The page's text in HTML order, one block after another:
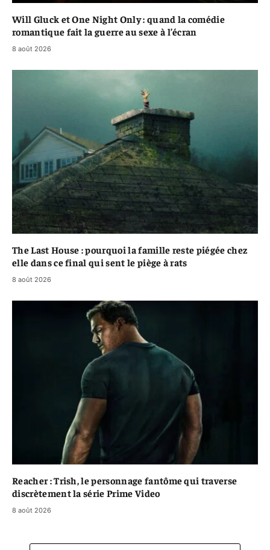
Will Gluck et One Night Only : quand la comédie
romantique fait la guerre au sexe à l’écran
8 août 2026
The Last House : pourquoi la famille reste piégée chez
elle dans ce final qui sent le piège à rats
8 août 2026
Reacher : Trish, le personnage fantôme qui traverse
discrètement la série Prime Video
8 août 2026